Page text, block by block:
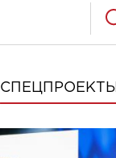
СПЕЦПРОЕКТЫ